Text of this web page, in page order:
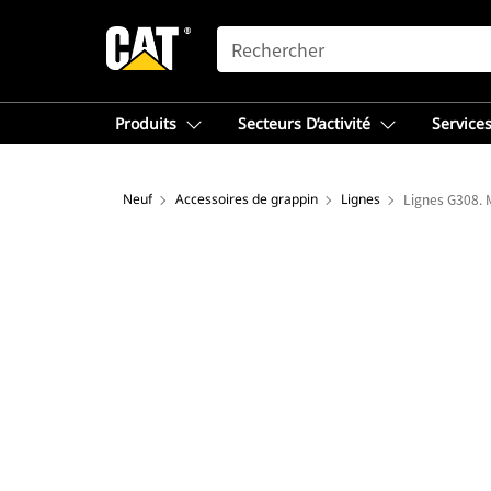
SEARCH
Produits Secteurs D’activité
Neuf Accessoires de grappin Lignes Lignes G308.